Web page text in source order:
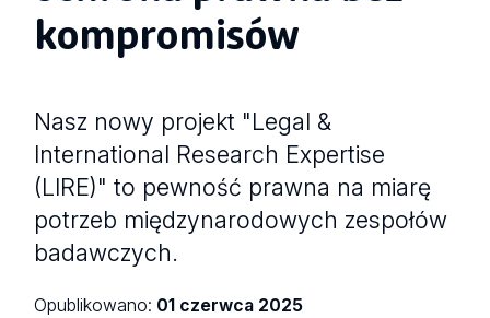
kompromisów
Nasz nowy projekt "Legal &
International Research Expertise
(LIRE)" to pewność prawna na miarę
potrzeb międzynarodowych zespołów
badawczych.
Opublikowano: 01 czerwca 2025